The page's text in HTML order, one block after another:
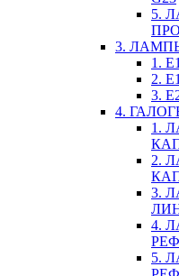
5.
3.
1.
2.
3.
4.
1.
2.
3.
4.
5.